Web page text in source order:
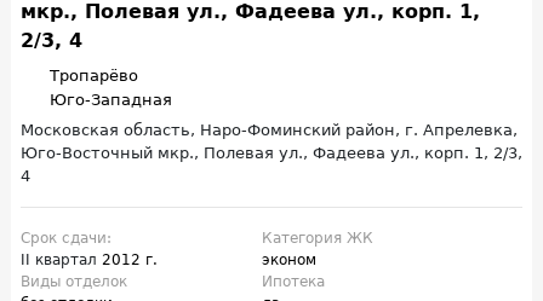
мкр., Полевая ул., Фадеева ул., корп. 1,
2/3, 4
Тропарёво
Юго-Западная
Московская область, Наро-Фоминский район, г. Апрелевка,
Юго-Восточный мкр., Полевая ул., Фадеева ул., корп. 1, 2/3,
4
Срок сдачи:
II квартал 2012 г.
Категория ЖК
эконом
Виды отделок
Ипотека